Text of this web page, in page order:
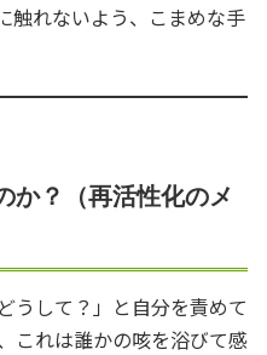
触れないよう、こまめな手
か？（再活性化のメ
うして？」と自分を責めて
これは誰かの咳を浴びて感